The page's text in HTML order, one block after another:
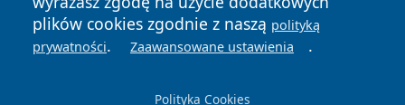
plików cookies zgodnie z naszą polityką
prywatności. Zaawansowane ustawienia .
Polityka Cookies